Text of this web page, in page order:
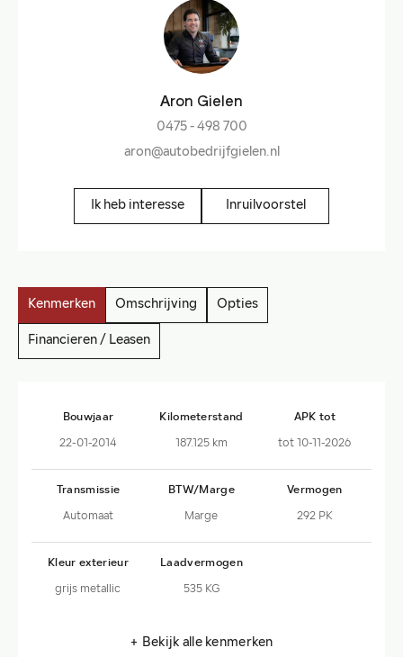
Aron Gielen
0475 - 498 700
aron@autobedrijfgielen.nl
Ik heb interesse Inruilvoorstel
Kenmerken Omschrijving Opties
Financieren / Leasen
Bouwjaar
22-01-2014
Kilometerstand
187.125 km
APK tot
tot 10-11-2026
Transmissie
Automaat
BTW/Marge
Marge
Vermogen
292 PK
Kleur exterieur
grijs metallic
Laadvermogen
535 KG
+ Bekijk alle kenmerken